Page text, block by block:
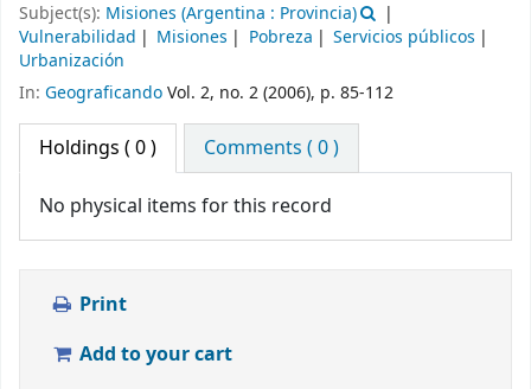
Subject(s): Misiones (Argentina : Provincia)
Vulnerabilidad
Misiones Pobreza
Servicios públicos
Urbanización
In: GeograficandoVol. 2, no. 2 (2006), p. 85-112
Holdings ( 0 ) Comments ( 0 )
No physical items for this record
Print
Add to your cart